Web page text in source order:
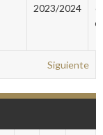
2023/2024
Siguiente